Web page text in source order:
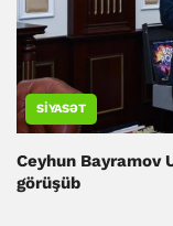
SIYASƏT
Ceyhun Bayramov
görüşüb